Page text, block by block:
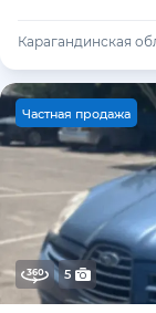
Карагандинская
Частная продажа
5